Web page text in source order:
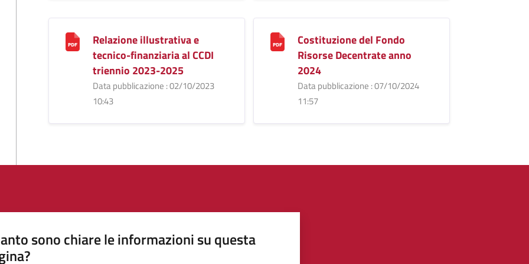
Relazione illustrativa e
tecnico-finanziaria al CCDI
triennio 2023-2025
Data pubblicazione : 02/10/2023
10:43
Costituzione del Fondo
Risorse Decentrate anno
2024
Data pubblicazione : 07/10/2024
11:57
sono chiare le informazioni su questa